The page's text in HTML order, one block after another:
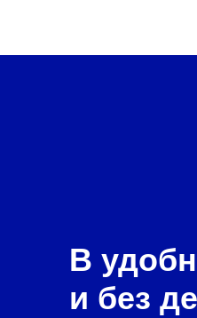
В
и без